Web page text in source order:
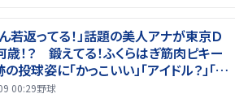
若返ってる！」話題の美人アナが東京Ｄ
！？ 鍛えてる！ふくらはぎ筋肉ピキー
球姿に「かっこいい」「アイドル？」「女
00:29野球